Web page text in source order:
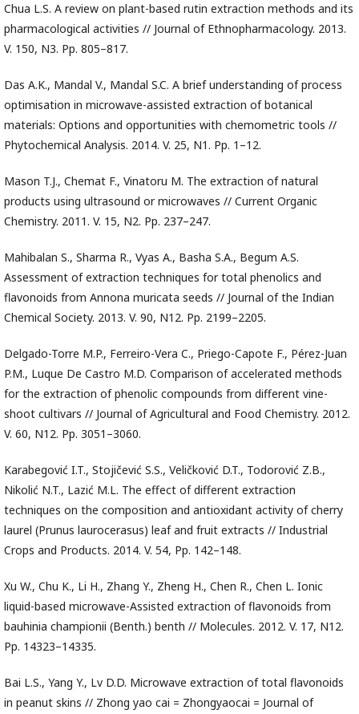
Chua L.S. A review on plant-based rutin extraction methods and its
pharmacological activities // Journal of Ethnopharmacology. 2013.
V. 150, N3. Pp. 805–817.
Das A.K., Mandal V., Mandal S.C. A brief understanding of process
optimisation in microwave-assisted extraction of botanical
materials: Options and opportunities with chemometric tools //
Phytochemical Analysis. 2014. V. 25, N1. Pp. 1–12.
Mason T.J., Chemat F., Vinatoru M. The extraction of natural
products using ultrasound or microwaves // Current Organic
Chemistry. 2011. V. 15, N2. Pp. 237–247.
Mahibalan S., Sharma R., Vyas A., Basha S.A., Begum A.S.
Assessment of extraction techniques for total phenolics and
flavonoids from Annona muricata seeds // Journal of the Indian
Chemical Society. 2013. V. 90, N12. Pp. 2199–2205.
Delgado-Torre M.P., Ferreiro-Vera C., Priego-Capote F., Pérez-Juan
P.M., Luque De Castro M.D. Comparison of accelerated methods
for the extraction of phenolic compounds from different vine-
shoot cultivars // Journal of Agricultural and Food Chemistry. 2012.
V. 60, N12. Pp. 3051–3060.
Karabegović I.T., Stojičević S.S., Veličković D.T., Todorović Z.B.,
Nikolić N.T., Lazić M.L. The effect of different extraction
techniques on the composition and antioxidant activity of cherry
laurel (Prunus laurocerasus) leaf and fruit extracts // Industrial
Crops and Products. 2014. V. 54, Pp. 142–148.
Xu W., Chu K., Li H., Zhang Y., Zheng H., Chen R., Chen L. Ionic
liquid-based microwave-Assisted extraction of flavonoids from
bauhinia championii (Benth.) benth // Molecules. 2012. V. 17, N12.
Pp. 14323–14335.
Bai L.S., Yang Y., Lv D.D. Microwave extraction of total flavonoids
in peanut skins // Zhong yao cai = Zhongyaocai = Journal of